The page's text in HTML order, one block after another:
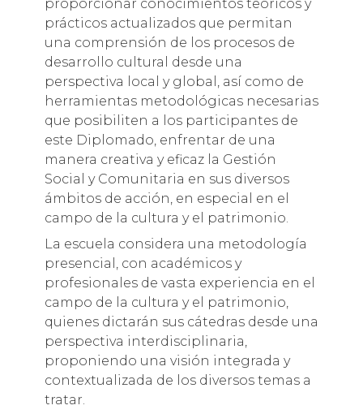
proporcionar conocimientos teóricos y
prácticos actualizados que permitan
una comprensión de los procesos de
desarrollo cultural desde una
perspectiva local y global, así como de
herramientas metodológicas necesarias
que posibiliten a los participantes de
este Diplomado, enfrentar de una
manera creativa y eficaz la Gestión
Social y Comunitaria en sus diversos
ámbitos de acción, en especial en el
campo de la cultura y el patrimonio.
La escuela considera una metodología
presencial, con académicos y
profesionales de vasta experiencia en el
campo de la cultura y el patrimonio,
quienes dictarán sus cátedras desde una
perspectiva interdisciplinaria,
proponiendo una visión integrada y
contextualizada de los diversos temas a
tratar.